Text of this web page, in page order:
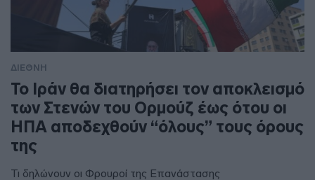
ΔΙΕΘΝΗ
To Ιράν θα διατηρήσει τον αποκλεισμό
των Στενών του Ορμούζ έως ότου οι
ΗΠΑ αποδεχθούν “όλους” τους όρους
της
Τι δηλώνουν οι Φρουροί της Επανάστασης